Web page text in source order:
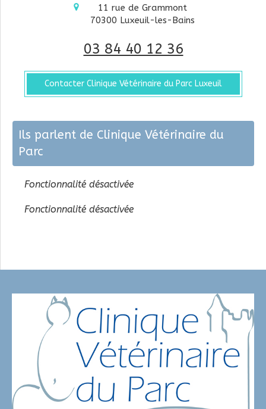
11 rue de Grammont
70300 Luxeuil-les-Bains
03 84 40 12 36
Contacter Clinique Vétérinaire du Parc Luxeuil
Ils parlent de Clinique Vétérinaire du
Parc
Fonctionnalité désactivée
Fonctionnalité désactivée